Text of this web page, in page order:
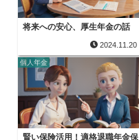
将来への安心、厚生年金の話
2024.11.20
個人年金
賢い保険活用！適格退職年金保